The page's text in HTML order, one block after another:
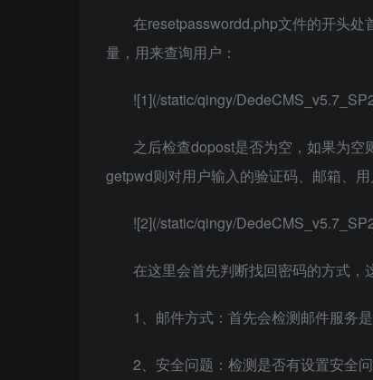
在resetpasswordd.php文件的开头
量，用来查询用户：
![1](/static/qingy/
之后检查dopost是否为空，如果为
getpwd则对用户输入的验证码、邮箱、
![2](/static/qingy/
在这里会首先判断找回密码的方式，
1、邮件方式：首先会检测邮件服务
2、安全问题：检测是否有设置安全